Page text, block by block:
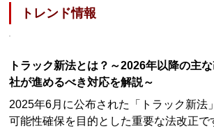
トレンド情報
トラック新法とは？～2026年以降の主
社が進めるべき対応を解説～
2025年6月に公布された「トラック新法
可能性確保を目的とした重要な法改正で